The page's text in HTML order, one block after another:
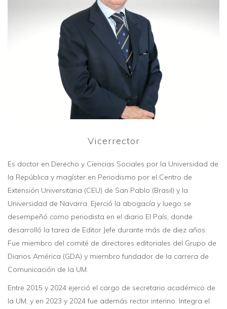
Vicerrector
Es doctor en Derecho y Ciencias Sociales por la Universidad de
la República y magíster en Periodismo por el Centro de
Extensión Universitaria (CEU) de San Pablo (Brasil) y la
Universidad de Navarra. Ejerció la abogacía y luego se
desempeñó como periodista en el diario El País, donde
desarrolló la tarea de Editor Jefe durante más de diez años.
Fue miembro del comité de directores editoriales del Grupo de
Diarios América (GDA) y miembro fundador de la carrera de
Comunicación de la UM.
Entre 2015 y 2024 ejerció el cargo de secretario académico de
la UM, y en 2023 y 2024 fue además rector interino. Integra el